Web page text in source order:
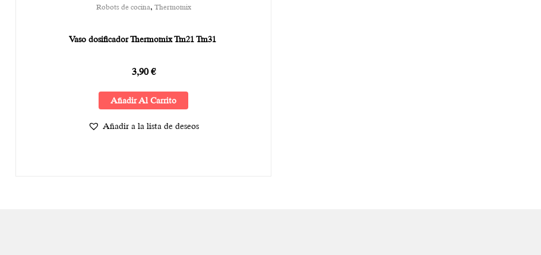
Robots de cocina, Thermomix
Vaso dosificador Thermomix Tm21 Tm31
3,90€
Añadir Al Carrito
Añadir a la lista de deseos